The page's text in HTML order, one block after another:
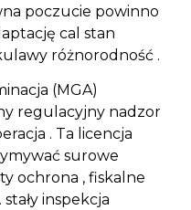
poczucie powinno
cal stan
różnorodność .
(MGA)
regulacyjny nadzor
. Ta licencja
surowe
ochrona , fiskalne
inspekcja